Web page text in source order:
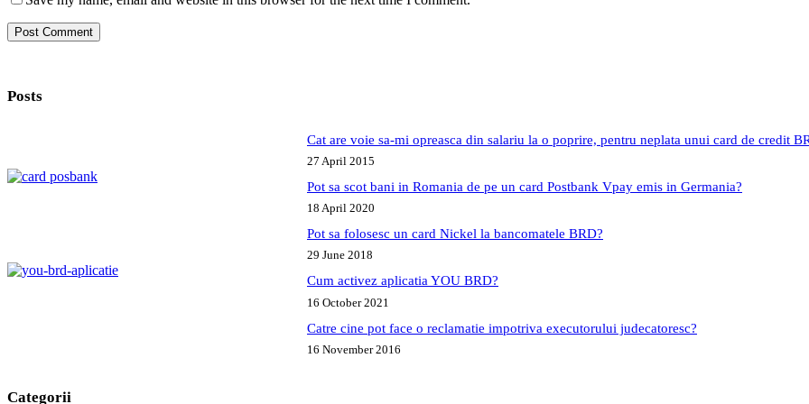
Post Comment
Posts
Cat are voie sa-mi opreasca din salariu la o poprire, pentru neplata unui card de credit
27 April 2015
Pot sa scot bani in Romania de pe un card Postbank Vpay emis in Germania?
18 April 2020
Pot sa folosesc un card Nickel la bancomatele BRD?
29 June 2018
Cum activez aplicatia YOU BRD?
16 October 2021
Catre cine pot face o reclamatie impotriva executorului judecatoresc?
16 November 2016
Categorii